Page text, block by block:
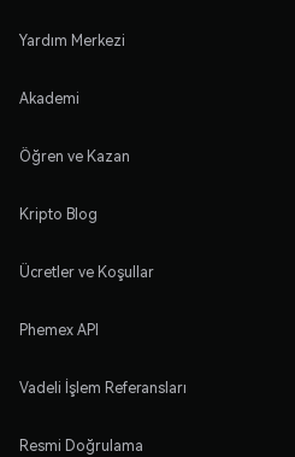
Yardım Merkezi
Akademi
Öğren ve Kazan
Kripto Blog
Ücretler ve Koşullar
Phemex API
Vadeli İşlem Referansları
Resmi Doğrulama